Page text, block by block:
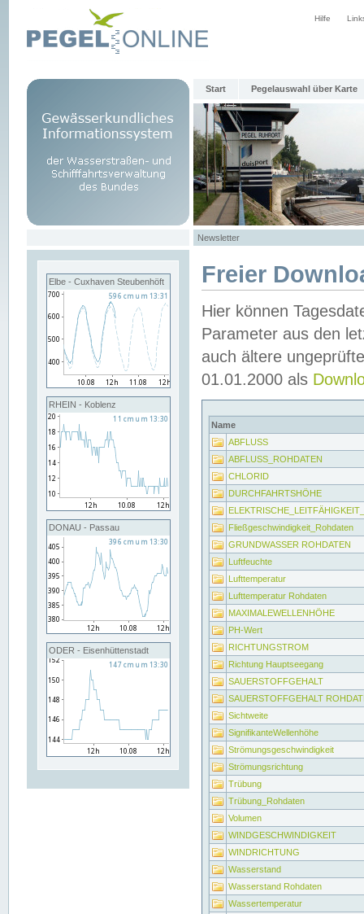
Hilfe
Start Pegelauswahl über Karte
Newsletter
Elbe - Cuxhaven Steubenhöft
RHEIN - Koblenz
DONAU - Passau
ODER - Eisenhüttenstadt
Freier
Hier können
Parameter aus den
auch ältere
01.01.2000 als
Name
ABFLUSS
ABFLUSS_ROHDATEN
CHLORID
DURCHFAHRTSHÖHE
Fließgeschwindigkeit_Rohdaten
GRUNDWASSER ROHDATEN
Luftfeuchte
Lufttemperatur
Lufttemperatur Rohdaten
MAXIMALEWELLENHÖHE
PH-Wert
RICHTUNGSTROM
Richtung Hauptseegang
SAUERSTOFFGEHALT
SAUERSTOFFGEHALT
Sichtweite
SignifikanteWellenhöhe
Strömungsgeschwindigkeit
Strömungsrichtung
Trübung
Trübung_Rohdaten
Volumen
WINDGESCHWINDIGKEIT
WINDRICHTUNG
Wasserstand
Wasserstand Rohdaten
Wassertemperatur